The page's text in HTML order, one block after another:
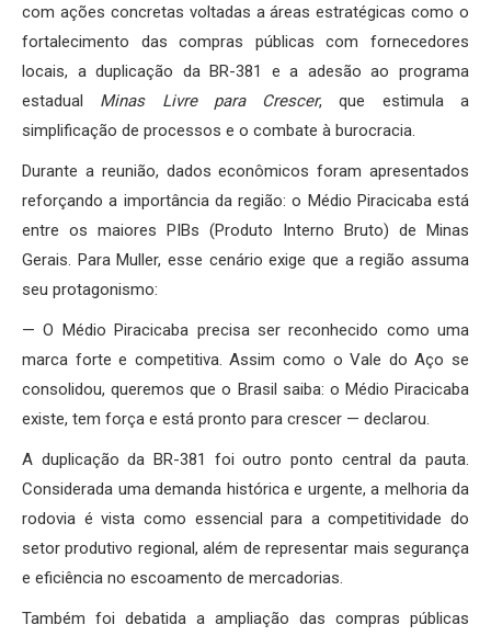
com ações concretas voltadas a áreas estratégicas como o
fortalecimento das compras públicas com fornecedores
locais, a duplicação da BR-381 e a adesão ao programa
estadual Minas Livre para Crescer, que estimula a
simplificação de processos e o combate à burocracia.
Durante a reunião, dados econômicos foram apresentados
reforçando a importância da região: o Médio Piracicaba está
entre os maiores PIBs (Produto Interno Bruto) de Minas
Gerais. Para Muller, esse cenário exige que a região assuma
seu protagonismo:
— O Médio Piracicaba precisa ser reconhecido como uma
marca forte e competitiva. Assim como o Vale do Aço se
consolidou, queremos que o Brasil saiba: o Médio Piracicaba
existe, tem força e está pronto para crescer — declarou.
A duplicação da BR-381 foi outro ponto central da pauta.
Considerada uma demanda histórica e urgente, a melhoria da
rodovia é vista como essencial para a competitividade do
setor produtivo regional, além de representar mais segurança
e eficiência no escoamento de mercadorias.
Também foi debatida a ampliação das compras públicas